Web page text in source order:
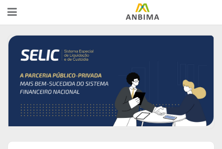
A ANBIMA
COMUNICADOS OFICIAIS
PREÇOS E ÍNDICES
RANKINGS
FÓRUNS DE REPRESENTAÇÃO
GRUPOS CONSULTIVOS
FÓRUNS DE APOIO
AUTORREGULAÇÃO
SOLICITAÇÕES & SERVIÇOS
CERTIFICAÇÕES